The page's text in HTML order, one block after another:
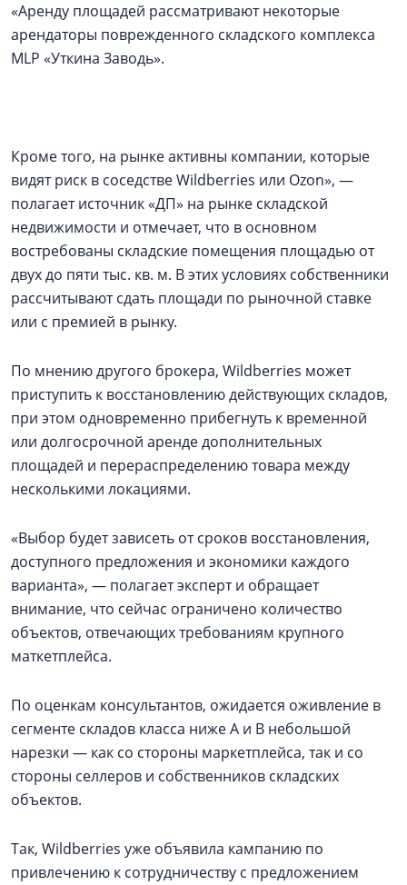
«Аренду площадей рассматривают некоторые
арендаторы поврежденного складского комплекса
MLP «Уткина Заводь».
Кроме того, на рынке активны компании, которые
видят риск в соседстве Wildberries или Ozon», —
полагает источник «ДП» на рынке складской
недвижимости и отмечает, что в основном
востребованы складские помещения площадью от
двух до пяти тыс. кв. м. В этих условиях собственники
рассчитывают сдать площади по рыночной ставке
или с премией в рынку.
По мнению другого брокера, Wildberries может
приступить к восстановлению действующих складов,
при этом одновременно прибегнуть к временной
или долгосрочной аренде дополнительных
площадей и перераспределению товара между
несколькими локациями.
«Выбор будет зависеть от сроков восстановления,
доступного предложения и экономики каждого
варианта», — полагает эксперт и обращает
внимание, что сейчас ограничено количество
объектов, отвечающих требованиям крупного
маткетплейса.
По оценкам консультантов, ожидается оживление в
сегменте складов класса ниже А и В небольшой
нарезки — как со стороны маркетплейса, так и со
стороны селлеров и собственников складских
объектов.
Так, Wildberries уже объявила кампанию по
привлечению к сотрудничеству с предложением